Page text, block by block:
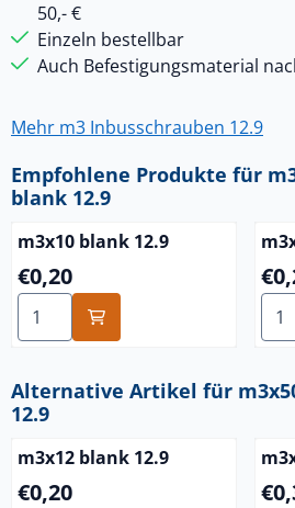
50,- €
Einzeln bestellbar
Auch Befestigungsmaterial
Mehr m3 Inbusschrauben 12.9
Empfohlene Produkte für
blank 12.9
m3x10 blank 12.9
Preis: 0,20
€0,20
Anzahl wählen für m3x10 blank
Alternative Artikel für
12.9
m3x12 blank 12.9
Preis: 0,20
€0,20